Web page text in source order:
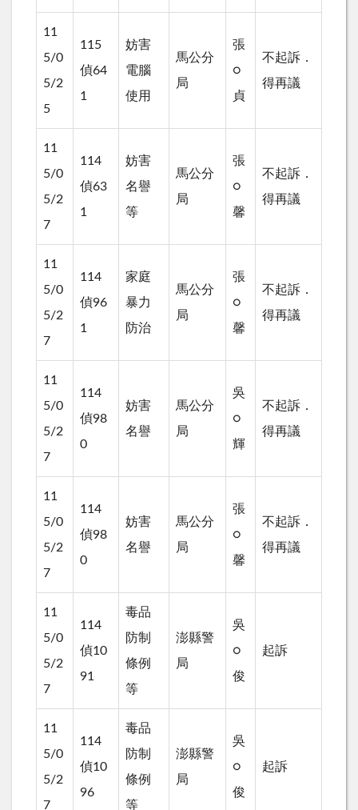
11
5/0
5/2
5
115
偵64
1
妨害
電腦
使用
馬公分
局
張
○
貞
不起訴．
得再議
11
5/0
5/2
7
114
偵63
1
妨害
名譽
等
馬公分
局
張
○
馨
不起訴．
得再議
11
5/0
5/2
7
114
偵96
1
家庭
暴力
防治
馬公分
局
張
○
馨
不起訴．
得再議
11
5/0
5/2
7
114
偵98
0
妨害
名譽
馬公分
局
吳
○
輝
不起訴．
得再議
11
5/0
5/2
7
114
偵98
0
妨害
名譽
馬公分
局
張
○
馨
不起訴．
得再議
11
5/0
5/2
7
114
偵10
91
毒品
防制
條例
等
澎縣警
局
吳
○
俊
起訴
11
5/0
5/2
7
114
偵10
96
毒品
防制
條例
等
澎縣警
局
吳
○
俊
起訴